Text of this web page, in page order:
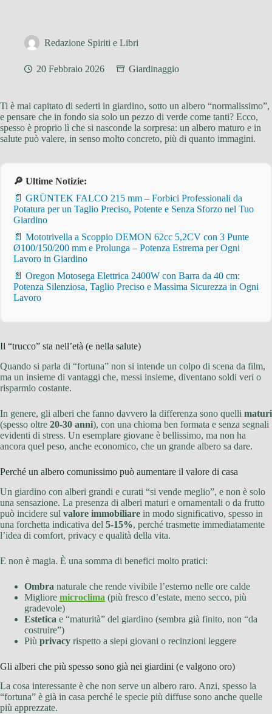
Redazione Spiriti e Libri
20 Febbraio 2026 Giardinaggio
Ti è mai capitato di sederti in giardino, sotto un albero “normalissimo”,
e pensare che in fondo sia solo un pezzo di verde come tanti? Ecco,
spesso è proprio lì che si nasconde la sorpresa: un albero maturo e in
salute può valere, in senso molto concreto, più di quanto immagini.
🔎 Ultime Notizie:
📄 GRÜNTEK FALCO 215 mm – Forbici Professionali da
Potatura per un Taglio Preciso, Potente e Senza Sforzo nel Tuo
Giardino
📄 Mototrivella a Scoppio DEMON 62cc 5,2CV con 3 Punte
Ø100/150/200 mm e Prolunga – Potenza Estrema per Ogni
Lavoro in Giardino
📄 Oregon Motosega Elettrica 2400W con Barra da 40 cm:
Potenza Silenziosa, Taglio Preciso e Massima Sicurezza in Ogni
Lavoro
Il “trucco” sta nell’età (e nella salute)
Quando si parla di “fortuna” non si intende un colpo di scena da film,
ma un insieme di vantaggi che, messi insieme, diventano soldi veri o
risparmio costante.
In genere, gli alberi che fanno davvero la differenza sono quelli maturi
(spesso oltre 20-30 anni), con una chioma ben formata e senza segnali
evidenti di stress. Un esemplare giovane è bellissimo, ma non ha
ancora quel peso, anche economico, che un grande albero sa dare.
Perché un albero comunissimo può aumentare il valore di casa
Un giardino con alberi grandi e curati “si vende meglio”, e non è solo
una sensazione. La presenza di alberi maturi e ornamentali o da frutto
può incidere sul valore immobiliare in modo significativo, spesso in
una forchetta indicativa del 5-15%, perché trasmette immediatamente
l’idea di comfort, privacy e qualità della vita.
E non è magia. È una somma di benefici molto pratici:
Ombra naturale che rende vivibile l’esterno nelle ore calde
Migliore microclima (più fresco d’estate, meno secco, più
gradevole)
Estetica e “maturità” del giardino (sembra già finito, non “da
costruire”)
Più privacy rispetto a siepi giovani o recinzioni leggere
Gli alberi che più spesso sono già nei giardini (e valgono oro)
La cosa interessante è che non serve un albero raro. Anzi, spesso la
“fortuna” è già in casa perché le specie più diffuse sono anche quelle
più apprezzate.